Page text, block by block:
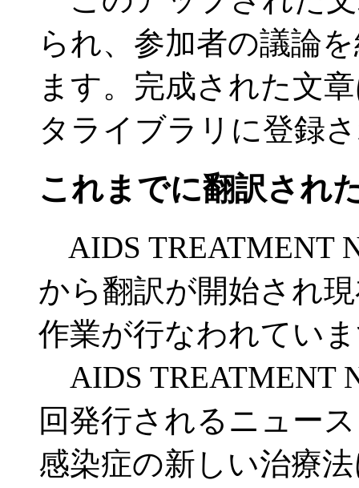
られ、参加者の議論
ます。完成された文
タライブラリに登録
これまでに翻訳され
AIDS TREATMENT
から翻訳が開始され
作業が行なわれてい
AIDS TREATMENT
回発行されるニュー
感染症の新しい治療